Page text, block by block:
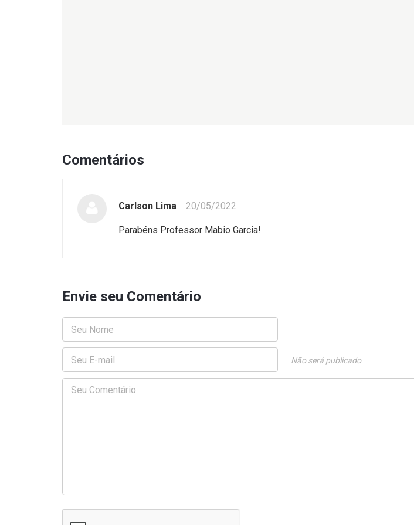
Comentários
Carlson Lima 20/05/2022
Parabéns Professor Mabio Garcia!
Envie seu Comentário
Não será publicado